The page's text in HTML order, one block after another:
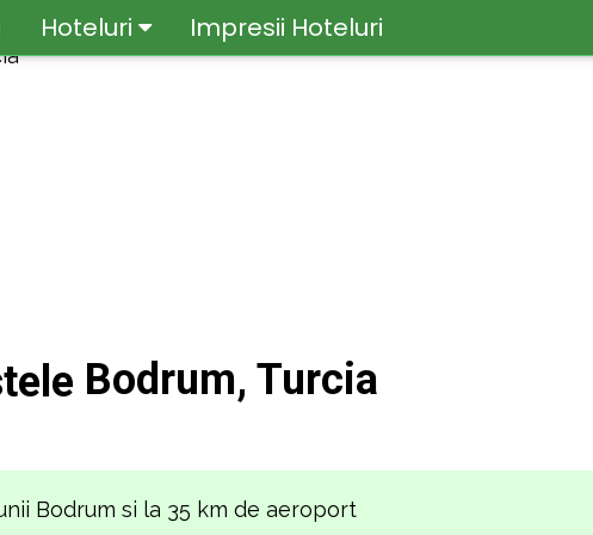
Hoteluri Impresii Hoteluri
Bodrum, Turcia
Bodrum si la 35 km de aeroport